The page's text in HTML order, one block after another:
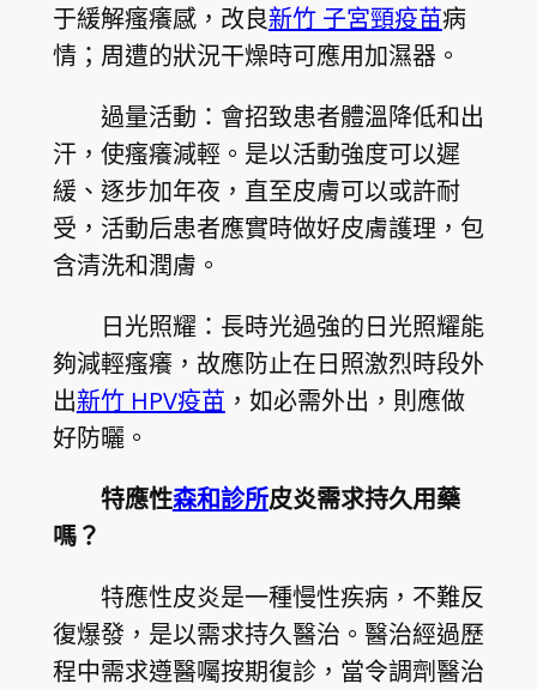
于緩解瘙癢感，改良新竹 子宮頸疫苗病
情；周遭的狀況干燥時可應用加濕器。
過量活動：會招致患者體溫降低和出
汗，使瘙癢減輕。是以活動強度可以遲
緩、逐步加年夜，直至皮膚可以或許耐
受，活動后患者應實時做好皮膚護理，包
含清洗和潤膚。
日光照耀：長時光過強的日光照耀能
夠減輕瘙癢，故應防止在日照激烈時段外
出新竹 HPV疫苗 ，如必需外出，則應做
好防曬。
特應性森和診所皮炎需求持久用藥
嗎？
特應性皮炎是一種慢性疾病，不難反
復爆發，是以需求持久醫治。醫治經過歷
程中需求遵醫囑按期復診，當令調劑醫治